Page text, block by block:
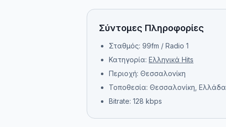
Σύντομες Πληροφορίες
Σταθμός: 99fm / Radio 1
Κατηγορία: Ελληνικά Hits
Περιοχή: Θεσσαλονίκη
Τοποθεσία: Θεσσαλονίκη, Ελλάδα
Bitrate: 128 kbps